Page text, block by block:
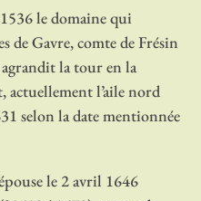
le domaine qui
de Gavre, comte de Frésin
la tour en la
l’aile nord
selon la date mentionnée
le 2 avril 1646